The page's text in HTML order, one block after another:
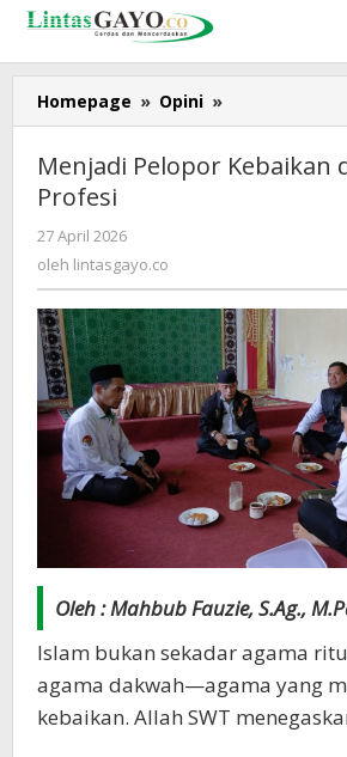
Lewati
konten
Homepage » Opini »
Pelopor
Kebaikan
di
Menjadi Pelopor Kebaikan
Profesi
27 April 2026
lintasgayo.co
oleh lintasgayo.co
Oleh : Mahbub Fauzie, S.Ag.,
Islam bukan sekadar agama
agama dakwah—agama yang
kebaikan. Allah SWT